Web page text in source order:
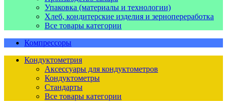
Упаковка (материалы и технологии)
Хлеб, кондитерские изделия и зернопереработка
Все товары категории
Компрессоры
Кондуктометрия
Аксессуары для кондуктометров
Кондуктометры
Стандарты
Все товары категории